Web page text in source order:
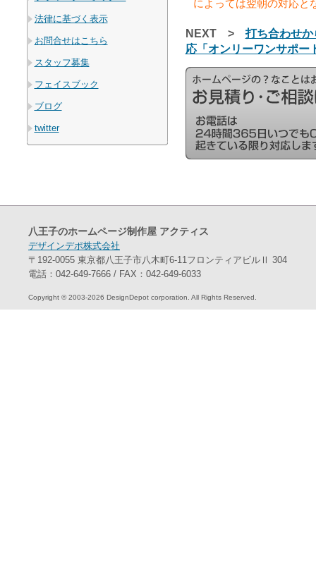
によっては翌朝の対応と
NEXT >打ち合わせ
応「オンリーワンサポー
法律に基づく表示
お問合せはこちら
スタッフ募集
フェイスブック
ブログ
twitter
八王子のホームページ制作屋 アクティス
デザインデポ株式会社
〒192-0055 東京都八王子市八木町6-11フロンティアビルⅡ 304
電話：042-649-7666 / FAX：042-649-6033
Copyright © 2003-2026 DesignDepot corporation. All Rights Reserved.